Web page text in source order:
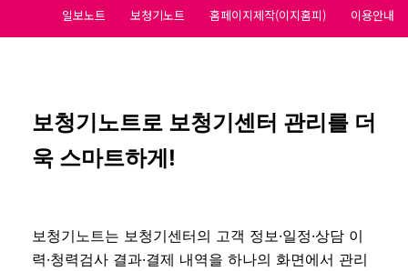
일보노트 보청기노트 홈페이지제작(이지홈피) 이용안내
보청기노트로 보청기센터 관리를 더
욱 스마트하게!
보청기노트는 보청기센터의 고객 정보·일정·상담 이
력·청력검사 결과·결제 내역을 하나의 화면에서 관리